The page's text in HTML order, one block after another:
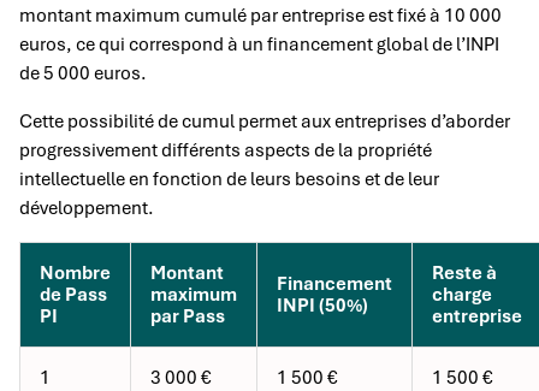
montant maximum cumulé par entreprise est fixé à 10 000
euros, ce qui correspond à un financement global de l’INPI
de 5 000 euros.
Cette possibilité de cumul permet aux entreprises d’aborder
progressivement différents aspects de la propriété
intellectuelle en fonction de leurs besoins et de leur
développement.
Nombre
de Pass
PI
Montant
maximum
par Pass
Financement
INPI (50%)
Reste à
charge
entreprise
1 3 000 € 1 500 € 1 500 €